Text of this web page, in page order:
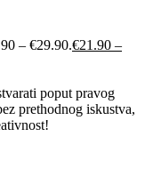
– €29.90.€21.90 –
poput pravog
prethodnog iskustva,